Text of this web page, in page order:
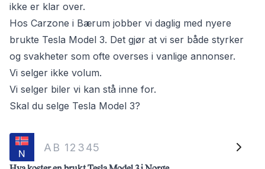
ikke er klar over.
Hos Carzone i Bærum jobber vi daglig med nyere
brukte Tesla Model 3. Det gjør at vi ser både styrker
og svakheter som ofte overses i vanlige annonser.
Vi selger ikke volum.
Vi selger biler vi kan stå inne for.
Skal du selge Tesla Model 3?